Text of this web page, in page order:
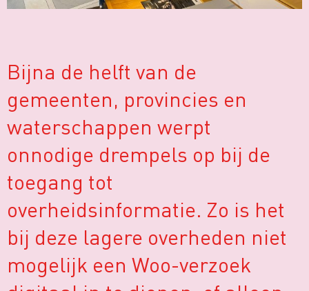
Bijna de helft van de
gemeenten, provincies en
waterschappen werpt
onnodige drempels op bij de
toegang tot
overheidsinformatie. Zo is het
bij deze lagere overheden niet
mogelijk een Woo-verzoek